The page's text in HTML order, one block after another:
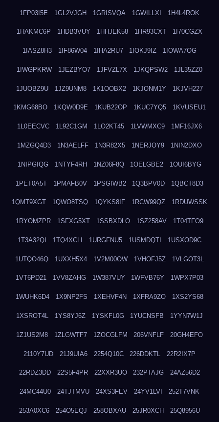
1FP03I5E 1GL2VJGH 1GRISVQA 1GWILLXI 1H4L4ROK
1HAKMC6P 1HDB3VUY 1HHJEK58 1HR93CXT 1I70CGZX
1IASZ8H3 1IF86W04 1IHA2RU7 1IOKJ9IZ 1IOWA7OG
1IWGPKRW 1JEZBYO7 1JFVZL7X 1JKQPSW2 1JL35ZZ0
1JUOBZ9U 1JZ9UNM8 1K1OOBX2 1KJONM1Y 1KJVH227
1KMG68BO 1KQW0D9E 1KUB22OP 1KUC7YQ5 1KVUSEU1
1L0EECVC 1L92C1GM 1LO2KT45 1LVWMXC9 1MF16JX6
1MZGQ4D3 1N3AELFF 1N3R82X5 1NERJOY9 1NIN2DXO
1NIPGIQG 1NTYF4RH 1NZ06F8Q 1OELGBE2 1OUI6BYG
1PET0A5T 1PMAFB0V 1PSGIWB2 1Q3BPV0D 1QBCT8D3
1QMT9XGT 1QWO8TSQ 1QYKS8IF 1RCW99QZ 1RDUWSSK
1RYOMZPR 1SFXG5XT 1SSBXDLO 1SZ258AV 1T04TFO9
1T3A32QI 1TQ4XCLI 1URGFNU5 1USMDQTI 1USXOD9C
1UTQO46Q 1UXXH5X4 1V2M00OW 1VHOFJ5Z 1VLGOT3L
1VT6PD21 1VV8ZAHG 1W387VUY 1WFVB76Y 1WPX7P03
1WUHK6D4 1X9NP2FS 1XEHVF4N 1XFRA9ZO 1XS2YS68
1XSROT4L 1YS8YJ6Z 1YSKFL0G 1YUCNSFB 1YYN7W1J
1Z1US2M8 1ZLGWTF7 1ZOCGLFM 206VNFLF 20GH4EFO
2110Y7UD 21J9UIA6 2254Q10C 226DDKTL 22R2IX7P
22RDZ3DD 22S5F4PR 22XXR3UO 232PTAJG 24AZ56D2
24MC44U0 24TJTMVU 24XS3FEV 24YV1LVI 252T7VNK
253A0XC6 254O5EQJ 258OBXAU 25JR0XCH 25Q8956U